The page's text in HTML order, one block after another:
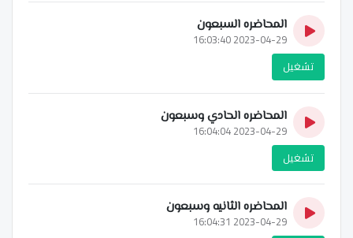
المحاضره السبعون
2023-04-29 16:03:40
تشغيل
المحاضره الحادي وسبعون
2023-04-29 16:04:04
تشغيل
المحاضره الثانيه وسبعون
2023-04-29 16:04:31